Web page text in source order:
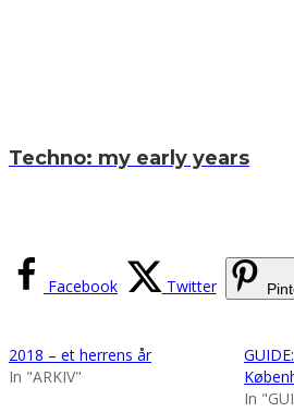
Techno: my early years
Facebook Twitter
2018 – et herrens år
In "ARKIV"
In